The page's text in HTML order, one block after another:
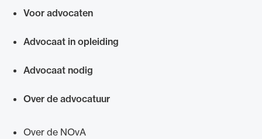
Voor advocaten
Advocaat in opleiding
Advocaat nodig
Over de advocatuur
Over de NOvA
Van de Advocatenwet tot de Verordening op